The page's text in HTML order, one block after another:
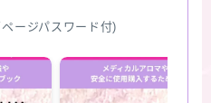
ージパスワード付)